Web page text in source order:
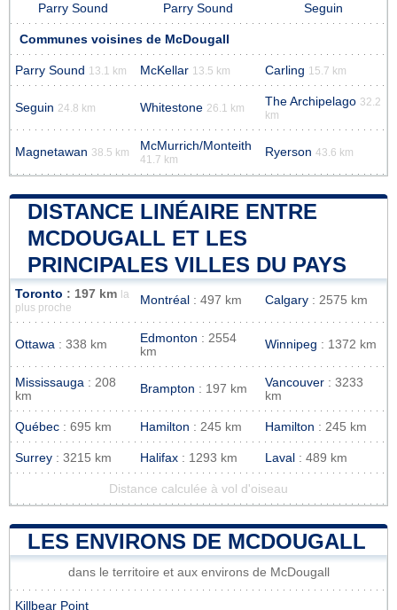
Parry Sound Parry Sound Seguin
Communes voisines de McDougall
Parry Sound 13.1 km McKellar 13.5 km Carling 15.7 km
Seguin 24.8 km Whitestone 26.1 km The Archipelago 32.2
km
Magnetawan 38.5 km McMurrich/Monteith
41.7 km
Ryerson 43.6 km
DISTANCE LINÉAIRE ENTRE
MCDOUGALL ET LES
PRINCIPALES VILLES DU PAYS
Toronto : 197 km
la
plus proche
Montréal : 497 km Calgary : 2575 km
Ottawa : 338 km Edmonton : 2554
km
Winnipeg : 1372 km
Mississauga : 208
km
Brampton : 197 km Vancouver : 3233
km
Québec : 695 km Hamilton : 245 km Hamilton : 245 km
Surrey : 3215 km Halifax : 1293 km Laval : 489 km
Distance calculée à vol d'oiseau
LES ENVIRONS DE MCDOUGALL
dans le territoire et aux environs de McDougall
Killbear Point